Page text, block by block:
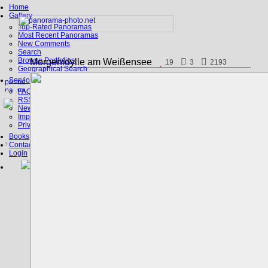
Home
Gallery
Top-Rated Panoramas
Most Recent Panoramas
New Comments
Search
Browse Portfolios
Geographical Search
Service
FAQ
RSS, Google Earth
News
Imprint
Privacy Policy
Books
Contact
Login
Morgenidylle am Weißensee 19 3 2193